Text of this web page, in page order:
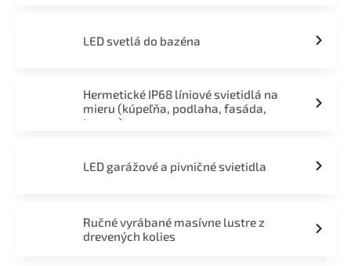
LED svetlá do bazéna
Hermetické IP68 líniové svietidlá na
mieru (kúpeľňa, podlaha, fasáda,
terasa)
LED garážové a pivničné svietidla
Ručné vyrábané masívne lustre z
drevených kolies